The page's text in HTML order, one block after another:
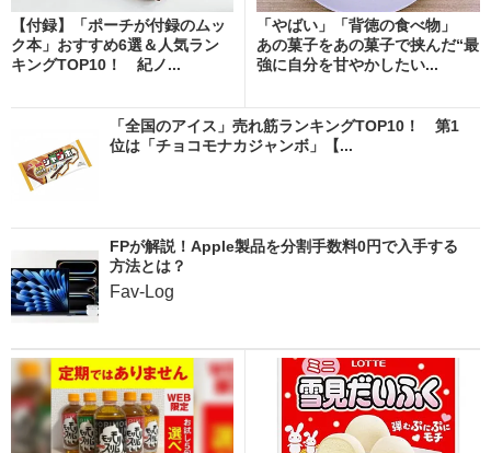
【付録】「ポーチが付録のムッ
ク本」おすすめ6選＆人気ラン
キングTOP10！ 紀ノ...
「やばい」「背徳の食べ物」
あの菓子をあの菓子で挟んだ“最
強に自分を甘やかしたい...
「全国のアイス」売れ筋ランキングTOP10！ 第1
位は「チョコモナカジャンボ」【...
FPが解説！Apple製品を分割手数料0円で入手する
方法とは？
Fav-Log